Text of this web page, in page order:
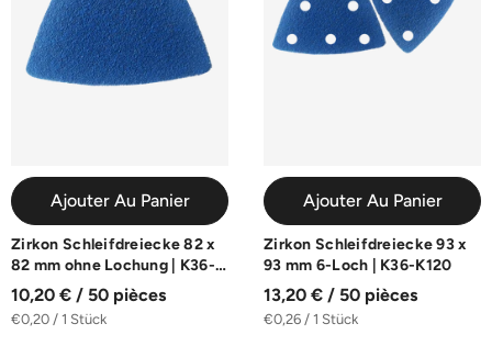
Ajouter Au Panier
Zirkon Schleifdreiecke 82 x
82 mm ohne Lochung | K36-
K120
10,20 € / 50 pièces
€0,20 / 1 Stück
Ajouter Au Panier
Zirkon Schleifdreiecke 93 x
93 mm 6-Loch | K36-K120
13,20 € / 50 pièces
€0,26 / 1 Stück